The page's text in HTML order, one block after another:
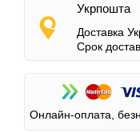
Укрпошта
Доставка
Срок
Онлайн-оплата,